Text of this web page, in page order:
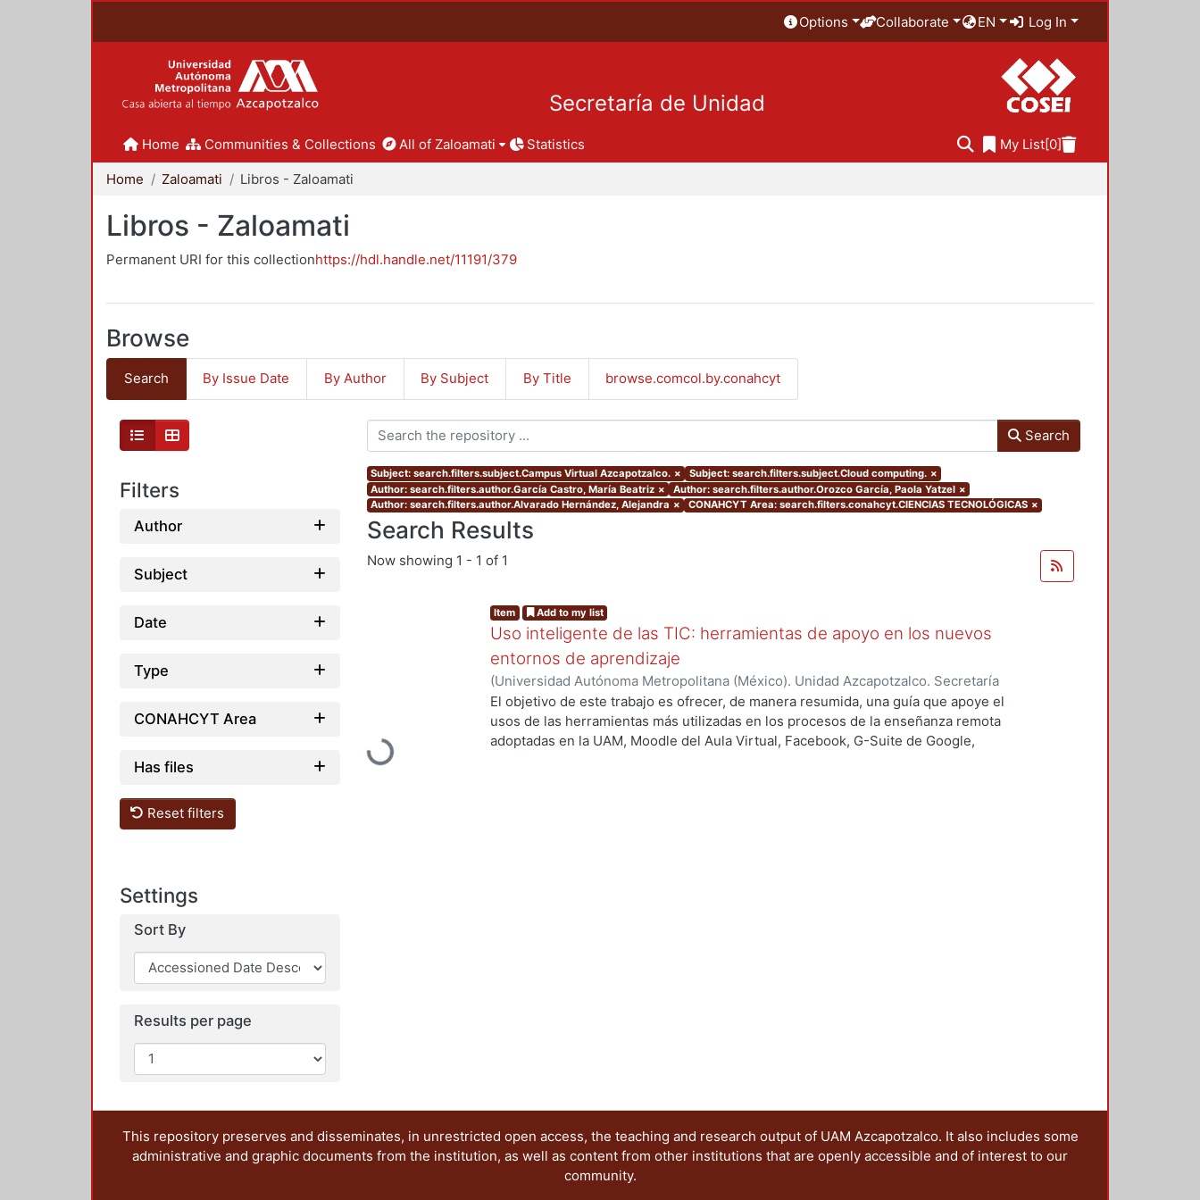
Options Collaborate EN Log In
Secretaría de Unidad
Home Communities & Collections All of Zaloamati Statistics My List[0]
Home Zaloamati Libros - Zaloamati
Libros - Zaloamati
Permanent URI for this collectionhttps://hdl.handle.net/11191/379
Browse
Search By Issue Date By Author By Subject By Title browse.comcol.by.conahcyt
Filters
Author
Subject
Date
Type
CONAHCYT Area
Has files
Reset filters
Settings
Sort By
Results per page
Search
Subject: search.filters.subject.Campus Virtual Azcapotzalco. × Subject: search.filters.subject.Cloud computing. ×
Author: search.filters.author.García Castro, María Beatriz × Author: search.filters.author.Orozco García, Paola Yatzel ×
Author: search.filters.author.Alvarado Hernández, Alejandra × CONAHCYT Area: search.filters.conahcyt.CIENCIAS TECNOLÓGICAS ×
Search Results
Now showing 1 - 1 of 1
Loading...
Item Add to my list
Uso inteligente de las TIC: herramientas de apoyo en los nuevos
entornos de aprendizaje
(Universidad Autónoma Metropolitana (México). Unidad Azcapotzalco. Secretaría
Académica.,2021) García Castro, María Beatriz;Orozco García, Paola Yatzel;Puga
García, Merary Denny;Martínez Morales, Mercedes Isabel;Alvarado Hernández,
Alejandra; Tarango de la Torre, Juan Carlos
El objetivo de este trabajo es ofrecer, de manera resumida, una guía que apoye el
usos de las herramientas más utilizadas en los procesos de la enseñanza remota
adoptadas en la UAM, Moodle del Aula Virtual, Facebook, G-Suite de Google,
This repository preserves and disseminates, in unrestricted open access, the teaching and research output of UAM Azcapotzalco. It also includes some
administrative and graphic documents from the institution, as well as content from other institutions that are openly accessible and of interest to our
community.